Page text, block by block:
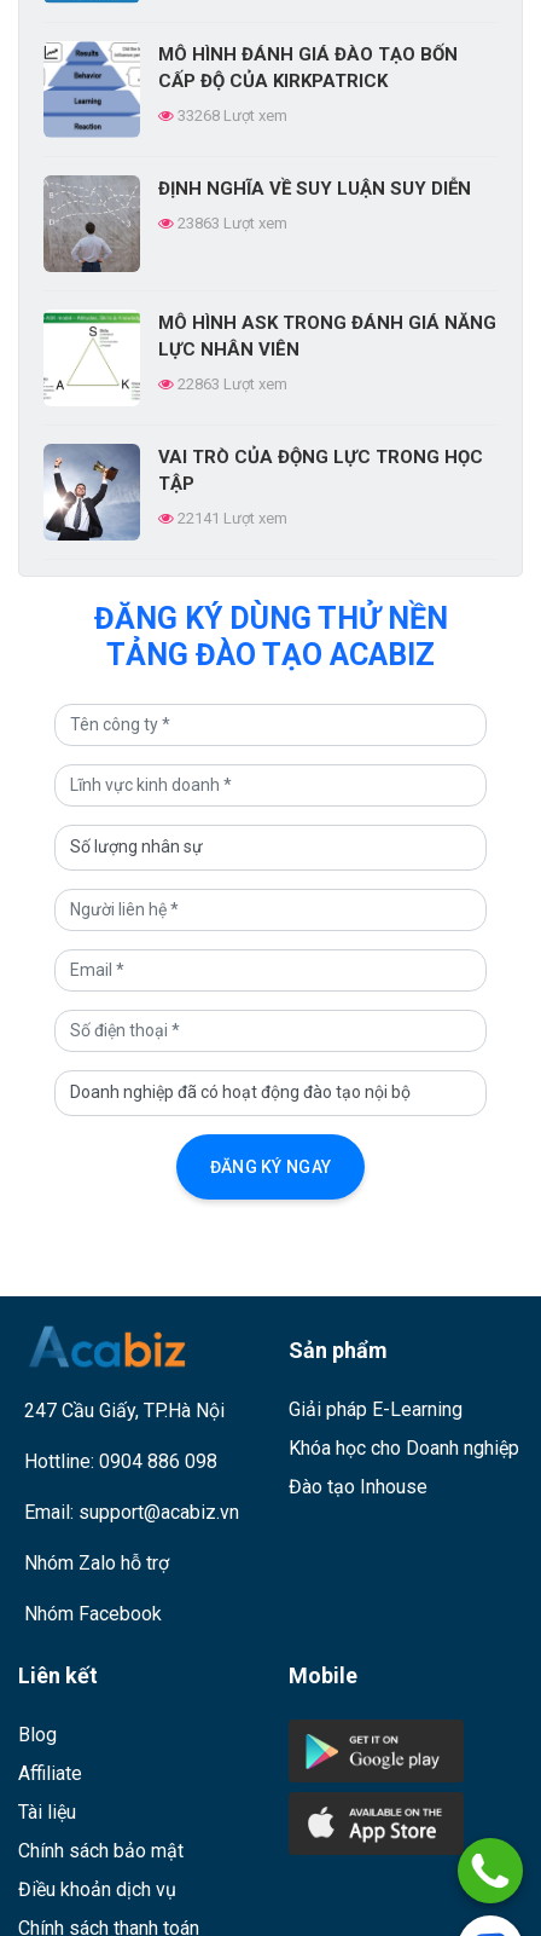
Xây dựng kế hoạch đào tạo nhân viên
trong doanh nghiệp
Quy trình tổ chức cuộc họp chuyên
nghiệp
ĐƯỜNG CONG LÃNG QUÊN
EBBINGHAUS LÀ GÌ?
MÔ HÌNH ĐÁNH GIÁ ĐÀO TẠO BỐN
CẤP ĐỘ CỦA KIRKPATRICK
33268 Lượt xem
ĐỊNH NGHĨA VỀ SUY LUẬN SUY DIỄN
23863 Lượt xem
MÔ HÌNH ASK TRONG ĐÁNH GIÁ NĂNG
LỰC NHÂN VIÊN
22863 Lượt xem
VAI TRÒ CỦA ĐỘNG LỰC TRONG HỌC
TẬP
22141 Lượt xem
XUẤT SẮC
19010 Lượt xem
CÁCH TẠO PHIẾU KHẢO SÁT NHU CẦU
ĐÀO TẠO CỦA NHÂN VIÊN
17308 Lượt xem
HUẤN LUYỆN LÀ GÌ?
16360 Lượt xem
CÁCH THIẾT KẾ CHƯƠNG TRÌNH KHEN
THƯỞNG VÀ CÔNG NHẬN NHÂN VIÊN
15055 Lượt xem
VÀ PHÁT TRIỂN LÀ GÌ?
14803 Lượt xem
ĐĂNG KÝ DÙNG THỬ NỀN
TẢNG ĐÀO TẠO ACABIZ
ĐĂNG KÝ NGAY
247 Cầu Giấy, TP.Hà Nội
Hottline: 0904 886 098
Email: support@acabiz.vn
Nhóm Zalo hỗ trợ
Nhóm Facebook
Sản phẩm
Giải pháp E-Learning
Khóa học cho Doanh nghiệp
Đào tạo Inhouse
Liên kết
Blog
Affiliate
Tài liệu
Chính sách bảo mật
Điều khoản dịch vụ
Chính sách thanh toán
Mobile